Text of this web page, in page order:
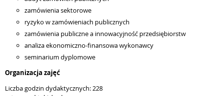
zamówienia sektorowe
ryzyko w zamówieniach publicznych
zamówienia publiczne a innowacyjność przedsiębiorstw
analiza ekonomiczno-finansowa wykonawcy
seminarium dyplomowe
Organizacja zajęć
Liczba godzin dydaktycznych: 228